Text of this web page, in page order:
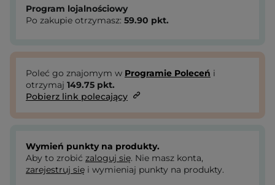
Program lojalnościowy
Po zakupie otrzymasz: 59.90 pkt.
Poleć go znajomym w Programie Poleceń i
otrzymaj 149.75 pkt.
Pobierz link polecający
Wymień punkty na produkty.
Aby to zrobić zaloguj się. Nie masz konta,
zarejestruj się i wymieniaj punkty na produkty.